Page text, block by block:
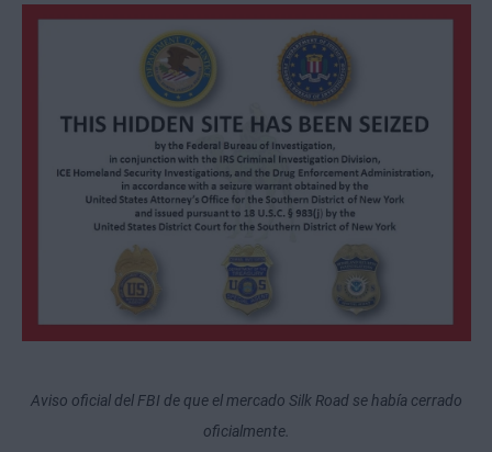
Aviso oficial del FBI de que el mercado Silk Road se había cerrado
oficialmente.